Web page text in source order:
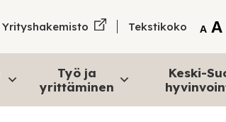
Yrityshakemisto Tekstikoko A A
Työ ja
yrittäminen
Keski-